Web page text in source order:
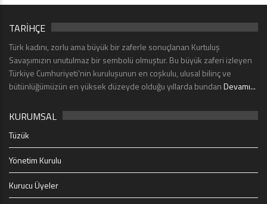
TARİHÇE
Türk kadını, zorlu ama büyük bir zaferle sonuçlanan Kurtuluş
Savaşımızın unutulmaz bir sembolü olmuştur. Bu büyük zaferi izleyen
Türkiye Cumhuriyeti’nin kuruluşunun en coşkulu, ulusal bilinç ve
bütünlüğümüzün en yüksek düzeyde olduğu yıllarda bundanDevamı...
KURUMSAL
Tüzük
Yönetim Kurulu
Kurucu Üyeler